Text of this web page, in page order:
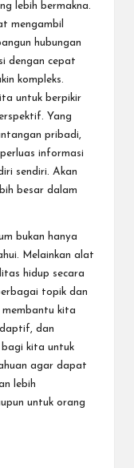
lebih bermakna.
mengambil
hubungan
dengan cepat
kompleks.
untuk berpikir
Yang
pribadi,
informasi
sendiri. Akan
besar dalam
bukan hanya
Melainkan alat
hidup secara
topik dan
membantu kita
dan
kita untuk
agar dapat
lebih
untuk orang